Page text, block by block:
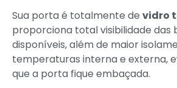
Sua porta é totalmente de vidro
proporciona total visibilidade das
disponíveis, além de maior
temperaturas interna e externa,
que a porta fique embaçada.